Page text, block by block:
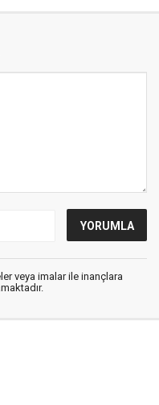
veya imalar ile inançlara